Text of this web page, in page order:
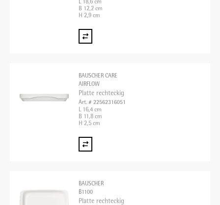
L 18,6 cm
B 12,2 cm
H 2,9 cm
BAUSCHER CARE
AIRFLOW
Platte rechteckig
Art. # 22562316051
L 16,4 cm
B 11,8 cm
H 2,5 cm
BAUSCHER
B1100
Platte rechteckig